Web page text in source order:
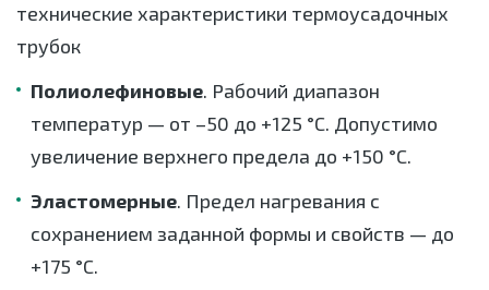
технические характеристики термоусадочных
трубок
Полиолефиновые. Рабочий диапазон
температур — от –50 до +125 °С. Допустимо
увеличение верхнего предела до +150 °С.
Эластомерные. Предел нагревания с
сохранением заданной формы и свойств — до
+175 °С.